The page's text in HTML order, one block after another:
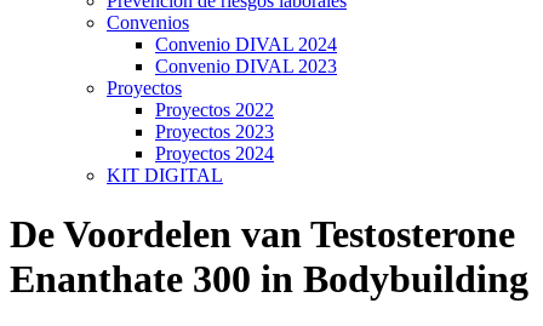
Convenios
Convenio DIVAL 2024
Convenio DIVAL 2023
Proyectos
Proyectos 2022
Proyectos 2023
Proyectos 2024
KIT DIGITAL
De Voordelen van Testosterone
Enanthate 300 in Bodybuilding